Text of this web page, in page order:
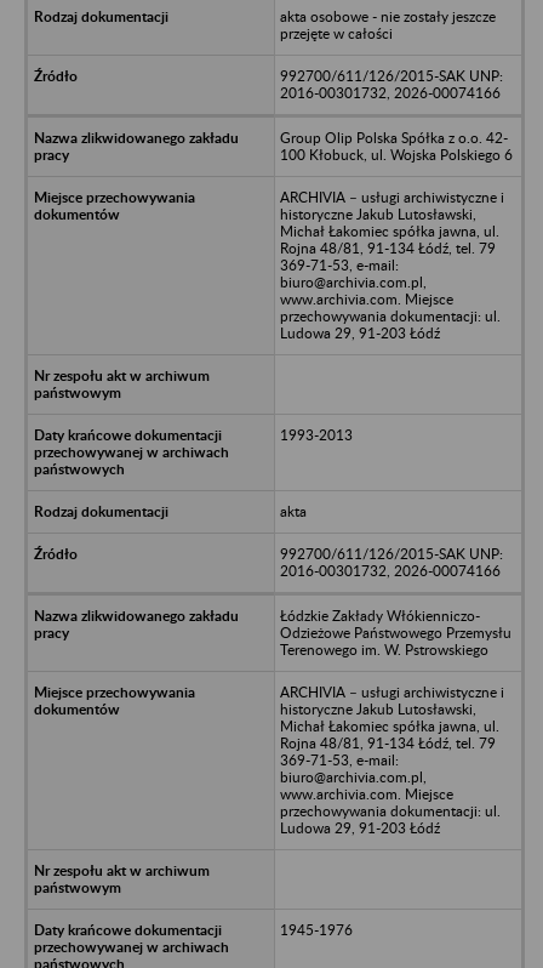
akta osobowe - nie zostały jeszcze
przejęte w całości
992700/611/126/2015-SAK UNP:
2016-00301732, 2026-00074166
Group Olip Polska Spółka z o.o. 42-
100 Kłobuck, ul. Wojska Polskiego 6
ARCHIVIA – usługi archiwistyczne i
historyczne Jakub Lutosławski,
Michał Łakomiec spółka jawna, ul.
Rojna 48/81, 91-134 Łódź, tel. 79
369-71-53, e-mail:
biuro@archivia.com.pl,
www.archivia.com. Miejsce
przechowywania dokumentacji: ul.
Ludowa 29, 91-203 Łódź
1993-2013
akta
992700/611/126/2015-SAK UNP:
2016-00301732, 2026-00074166
Łódzkie Zakłady Włókienniczo-
Odzieżowe Państwowego Przemysłu
Terenowego im. W. Pstrowskiego
ARCHIVIA – usługi archiwistyczne i
historyczne Jakub Lutosławski,
Michał Łakomiec spółka jawna, ul.
Rojna 48/81, 91-134 Łódź, tel. 79
369-71-53, e-mail:
biuro@archivia.com.pl,
www.archivia.com. Miejsce
przechowywania dokumentacji: ul.
Ludowa 29, 91-203 Łódź
1945-1976